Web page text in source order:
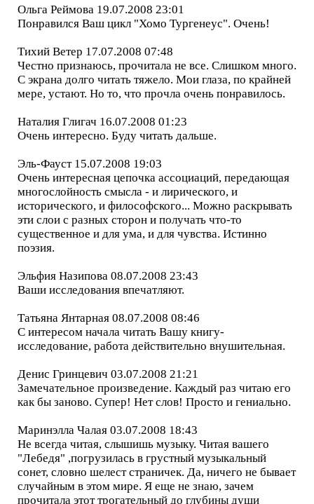
Ольга Реймова 19.07.2008 23:01
Понравился Ваш цикл "Хомо Тургенеус". Очень!
Тихий Ветер 17.07.2008 07:48
Честно признаюсь, прочитала не все. Слишком много.
С экрана долго читать тяжело. Мои глаза, по крайней
мере, устают. Но то, что прочла очень понравилось.
Наталия Глигач 16.07.2008 01:23
Очень интересно. Буду читать дальше.
Эль-Фауст 15.07.2008 19:03
Очень интересная цепочка ассоциаций, передающая
многослойность смысла - и лирического, и
исторического, и философского... Можно раскрывать
эти слои с разных сторон и получать что-то
существенное и для ума, и для чувства. Истинно
поэзия.
Эльфия Назипова 08.07.2008 23:43
Ваши исследования впечатляют.
Татьяна Янтарная 08.07.2008 08:46
С интересом начала читать Вашу книгу-
исследование, работа действительно внушительная.
Денис Гринцевич 03.07.2008 21:21
Замечательное произведение. Каждый раз читаю его
как бы заново. Супер! Нет слов! Просто и гениально.
Маринэлла Чалая 03.07.2008 18:43
Не всегда читая, слышишь музыку. Читая вашего
"Лебедя" ,погрузилась в грустный музыкальный
сонет, словно шелест страничек. Да, ничего не бывает
случайным в этом мире. Я еще не знаю, зачем
прочитала этот трогательный до глубины души